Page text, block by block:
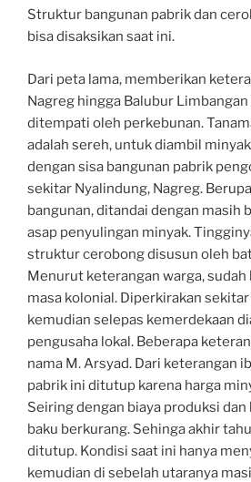
Struktur bangunan pabrik dan
bisa disaksikan saat ini.
Dari peta lama, memberikan
Nagreg hingga Balubur
ditempati oleh perkebunan.
adalah sereh, untuk diambil
dengan sisa bangunan pabrik
sekitar Nyalindung, Nagreg.
bangunan, ditandai dengan masih
asap penyulingan minyak.
struktur cerobong disusun oleh
Menurut keterangan warga,
masa kolonial. Diperkirakan
kemudian selepas kemerdekaan
pengusaha lokal. Beberapa
nama M. Arsyad. Dari keterangan
pabrik ini ditutup karena harga
Seiring dengan biaya produksi
baku berkurang. Sehinga akhir
ditutup. Kondisi saat ini hanya
kemudian di sebelah utaranya